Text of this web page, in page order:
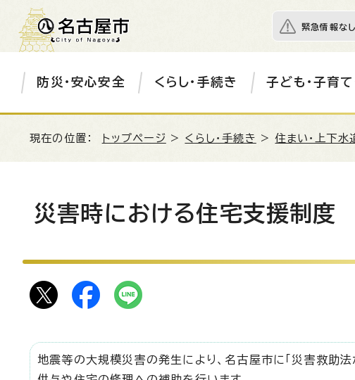
緊急情報なし
防災・安心安全 くらし・手続き 子ども・子育て
現在の位置： トップページ > くらし・手続き >住まい・上下水
災害時における住宅支援制度
地震等の大規模災害の発生により、名古屋市に「災害救助